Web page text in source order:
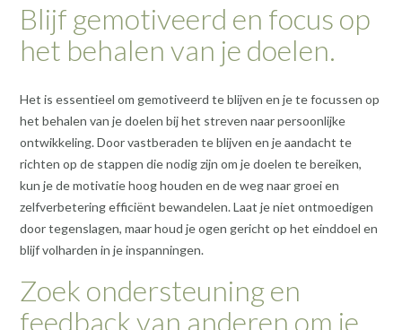
Blijf gemotiveerd en focus op
het behalen van je doelen.
Het is essentieel om gemotiveerd te blijven en je te focussen op
het behalen van je doelen bij het streven naar persoonlijke
ontwikkeling. Door vastberaden te blijven en je aandacht te
richten op de stappen die nodig zijn om je doelen te bereiken,
kun je de motivatie hoog houden en de weg naar groei en
zelfverbetering efficiënt bewandelen. Laat je niet ontmoedigen
door tegenslagen, maar houd je ogen gericht op het einddoel en
blijf volharden in je inspanningen.
Zoek ondersteuning en
feedback van anderen om je